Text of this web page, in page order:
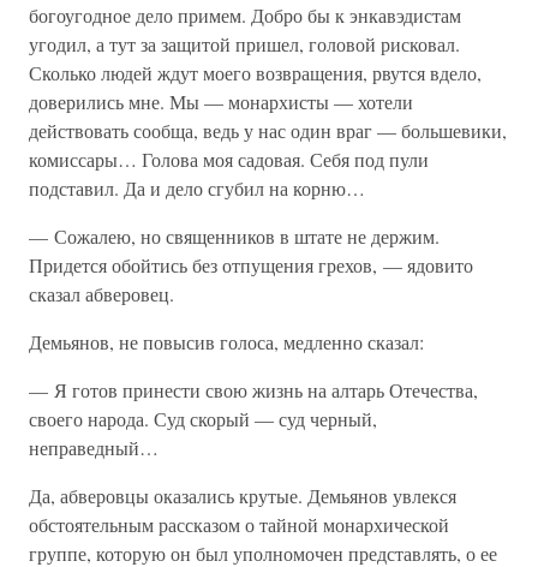
богоугодное дело примем. Добро бы к энкавэдистам
угодил, а тут за защитой пришел, головой рисковал.
Сколько людей ждут моего возвращения, рвутся вдело,
доверились мне. Мы — монархисты — хотели
действовать сообща, ведь у нас один враг — большевики,
комиссары… Голова моя садовая. Себя под пули
подставил. Да и дело сгубил на корню…
— Сожалею, но священников в штате не держим.
Придется обойтись без отпущения грехов, — ядовито
сказал абверовец.
Демьянов, не повысив голоса, медленно сказал:
— Я готов принести свою жизнь на алтарь Отечества,
своего народа. Суд скорый — суд черный,
неправедный…
Да, абверовцы оказались крутые. Демьянов увлекся
обстоятельным рассказом о тайной монархической
группе, которую он был уполномочен представлять, о ее